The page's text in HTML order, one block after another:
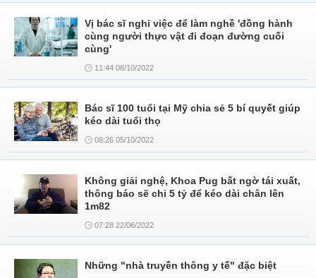
Vị bác sĩ nghỉ việc để làm nghề 'đồng hành
cùng người thực vật đi đoạn đường cuối
cùng'
11:44 08/10/2022
Bác sĩ 100 tuổi tại Mỹ chia sẻ 5 bí quyết giúp
kéo dài tuổi thọ
08:26 05/10/2022
Không giải nghệ, Khoa Pug bất ngờ tái xuất,
thông báo sẽ chi 5 tỷ để kéo dài chân lên
1m82
07:28 22/06/2022
Những "nhà truyền thông y tế" đặc biệt